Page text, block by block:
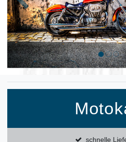
Zurück
schnelle